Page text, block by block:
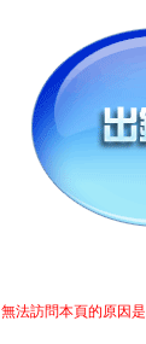
無法訪問本頁的原因是